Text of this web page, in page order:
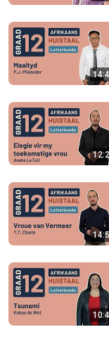
Vermeer - T.T.
Thuma Mina
Gr12